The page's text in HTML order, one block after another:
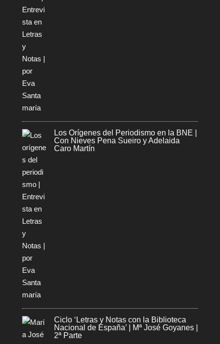
Los Orígenes del Periodismo en la BNE |
Con Nieves Pena Sueiro y Adelaida
Caro Martín
Ciclo ‘Letras y Notas con la Biblioteca
Nacional de España’ | Mª José Goyanes |
2ª Parte